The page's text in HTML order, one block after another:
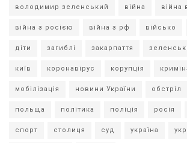
володимир зеленський війна війна
війна з росією війна з рф військо
діти загиблі закарпаття
київ коронавірус корупція
мобілізація новини України обстріл
польща політика поліція росія
спорт столиця суд україна